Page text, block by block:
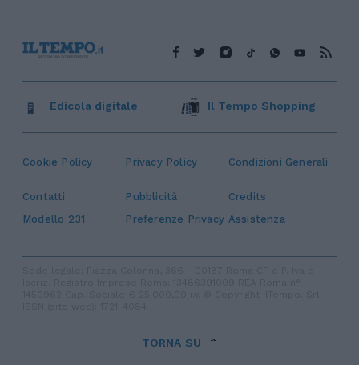
Cookie Policy Privacy Policy Condizioni Generali
Contatti Pubblicità
Credits
Modello 231
Preferenze Privacy Assistenza
Edicola digitale Il Tempo Shopping
TORNA SU